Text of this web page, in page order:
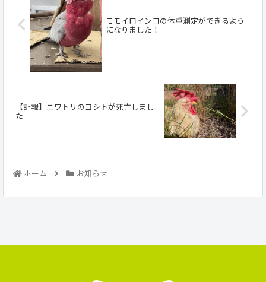
モモイロインコの体重測定ができるよう
になりました！
【訃報】ニワトリのヨシトが死亡しまし
た
ホーム お知らせ